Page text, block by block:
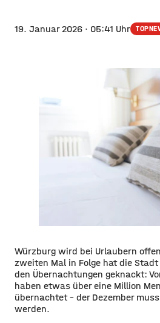
19. Januar 2026 · 05:41 Uhr
Würzburg wird bei Urlaubern
zweiten Mal in Folge hat die
den Übernachtungen geknackt:
haben etwas über eine Million
übernachtet – der Dezember
werden.